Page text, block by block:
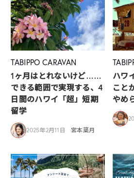
TABIPPO CARAVAN
1ヶ月はとれないけど……
できる範囲で実現する、4
日間のハワイ「超」短期
留学
2025年2月11日 宮本葉月
ハワ
こと
やめ